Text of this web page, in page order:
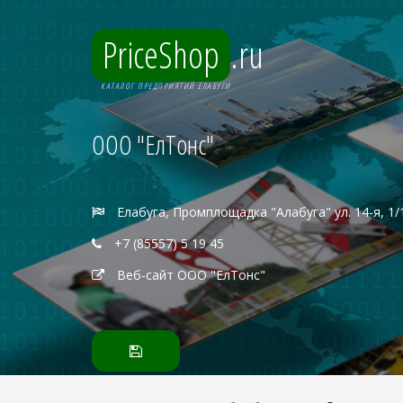
PriceShop .ru
КАТАЛОГ ПРЕДПРИЯТИЙ ЕЛАБУГИ
ООО "ЕлТонс"
Елабуга, Промплощадка "Алабуга" ул. 14-я, 1/
+7 (85557) 5 19 45
Веб-сайт ООО "ЕлТонс"